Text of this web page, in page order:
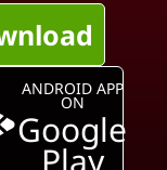
ANDROID APP
ON
Google
Play